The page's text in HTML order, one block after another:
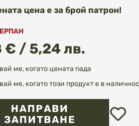
цена е за брой патрон!
€ / 5,24 лв.
ме, когато цената пада
ме, когато този продукт е в
НАПРАВИ
ЗАПИТВАНЕ